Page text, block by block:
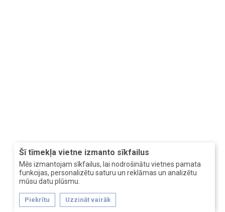
Šī tīmekļa vietne izmanto sīkfailus
Mēs izmantojam sīkfailus, lai nodrošinātu vietnes pamata
funkcijas, personalizētu saturu un reklāmas un analizētu
mūsu datu plūsmu.
Piekrītu Uzzināt vairāk